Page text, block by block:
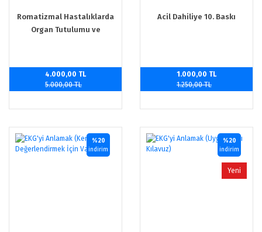
Romatizmal Hastalıklarda
Organ Tutulumu ve
4.000,00 TL
5.000,00 TL
Acil Dahiliye 10. Baskı
1.000,00 TL
1.250,00 TL
%20
indirim
Yeni
%20
indirim